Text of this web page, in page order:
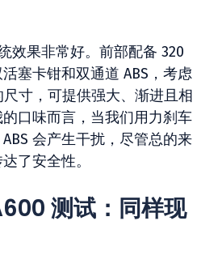
效果非常好。前部配备 320
塞卡钳和双通道 ABS，考虑
寸，可提供强大、渐进且相
口味而言，当我们用力刹车
会产生干扰，尽管总的来
了安全性。
测试：同样现